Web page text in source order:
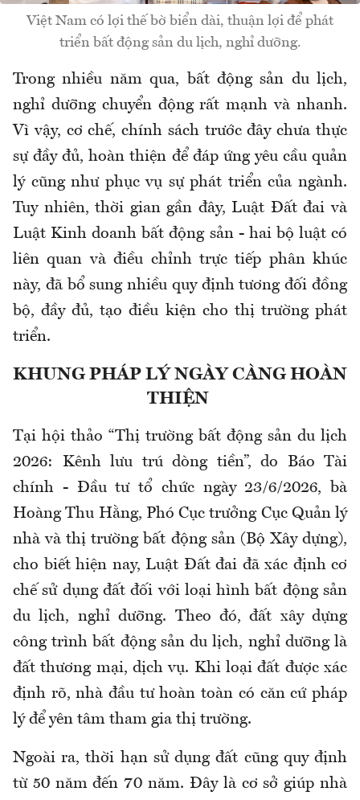
Việt Nam có lợi thế bờ biển dài, thuận lợi để phát
triển bất động sản du lịch, nghỉ dưỡng.
Trong nhiều năm qua, bất động sản du lịch,
nghỉ dưỡng chuyển động rất mạnh và nhanh.
Vì vậy, cơ chế, chính sách trước đây chưa thực
sự đầy đủ, hoàn thiện để đáp ứng yêu cầu quản
lý cũng như phục vụ sự phát triển của ngành.
Tuy nhiên, thời gian gần đây, Luật Đất đai và
Luật Kinh doanh bất động sản - hai bộ luật có
liên quan và điều chỉnh trực tiếp phân khúc
này, đã bổ sung nhiều quy định tương đối đồng
bộ, đầy đủ, tạo điều kiện cho thị trường phát
triển.
KHUNG PHÁP LÝ NGÀY CÀNG HOÀN
THIỆN
Tại hội thảo “Thị trường bất động sản du lịch
2026: Kênh lưu trú dòng tiền”, do Báo Tài
chính - Đầu tư tổ chức ngày 23/6/2026, bà
Hoàng Thu Hằng, Phó Cục trưởng Cục Quản lý
nhà và thị trường bất động sản (Bộ Xây dựng),
cho biết hiện nay, Luật Đất đai đã xác định cơ
chế sử dụng đất đối với loại hình bất động sản
du lịch, nghỉ dưỡng. Theo đó, đất xây dựng
công trình bất động sản du lịch, nghỉ dưỡng là
đất thương mại, dịch vụ. Khi loại đất được xác
định rõ, nhà đầu tư hoàn toàn có căn cứ pháp
lý để yên tâm tham gia thị trường.
Ngoài ra, thời hạn sử dụng đất cũng quy định
từ 50 năm đến 70 năm. Đây là cơ sở giúp nhà